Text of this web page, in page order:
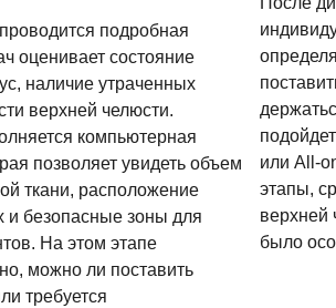
подробная
оценивает состояние
наличие утраченных
верхней челюсти.
компьютерная
позволяет увидеть объем
ткани, расположение
и безопасные зоны для
На этом этапе
можно ли поставить
требуется
или All-
этапы,
верхней
было